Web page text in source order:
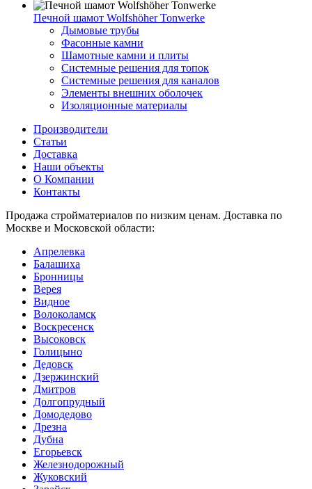
Печной шамот Wolfshöher Tonwerke
Дымовые трубы
Фасонные камни
Шамотные камни и плиты
Системные решения для топок
Системные решения для каналов
Элементы внешних оболочек
Изоляционные материалы
Производители
Статьи
Доставка
Наши объекты
О Компании
Контакты
Продажа стройматериалов по низким ценам. Доставка по
Москве и Московской области:
Апрелевка
Балашиха
Бронницы
Верея
Видное
Волоколамск
Воскресенск
Высоковск
Голицыно
Дедовск
Дзержинский
Дмитров
Долгопрудный
Домодедово
Дрезна
Дубна
Егорьевск
Железнодорожный
Жуковский